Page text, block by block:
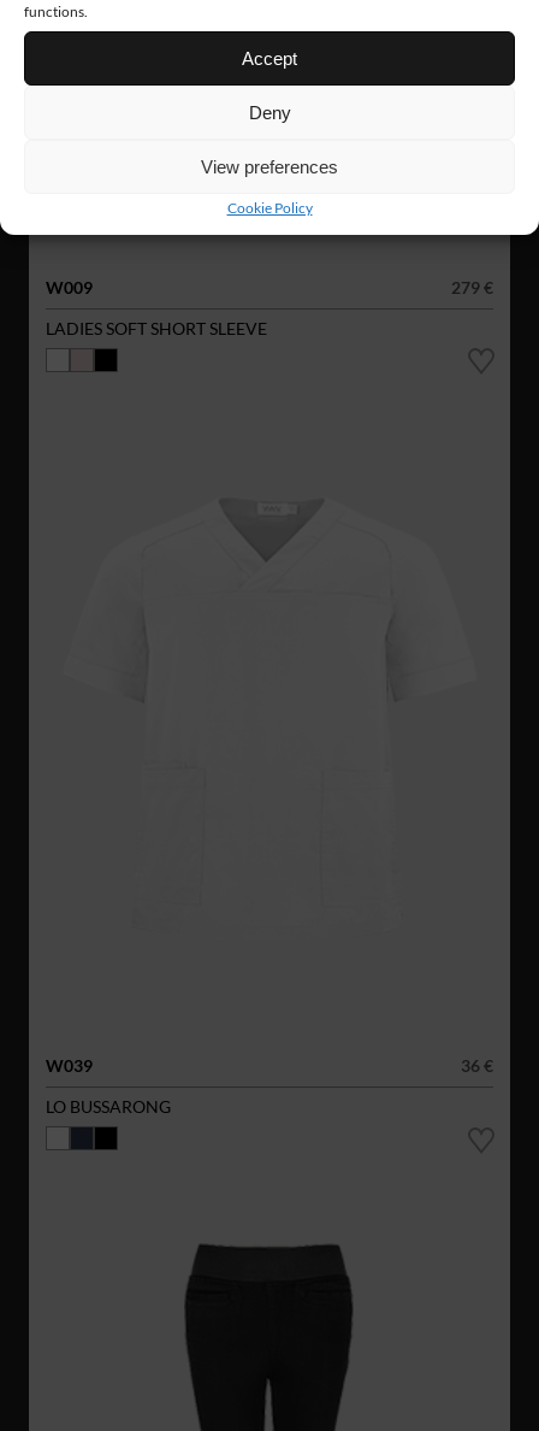
functions.
Accept
Deny
View preferences
Cookie Policy
W009
279 €
LADIES SOFT SHORT SLEEVE
W039
36 €
LO BUSSARONG